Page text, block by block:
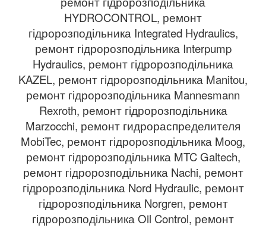
HYDROCONTROL, ремонт
гідророзподільника Integrated Hydraulics,
ремонт гідророзподільника Interpump
Hydraulics, ремонт гідророзподільника
KAZEL, ремонт гідророзподільника Manitou,
ремонт гідророзподільника Mannesmann
Rexroth, ремонт гідророзподільника
Marzocchi, ремонт гидрораспределителя
MobiTec, ремонт гідророзподільника Moog,
ремонт гідророзподільника MTC Galtech,
ремонт гідророзподільника Nachi, ремонт
гідророзподільника Nord Hydraulic, ремонт
гідророзподільника Norgren, ремонт
гідророзподільника Oil Control, ремонт